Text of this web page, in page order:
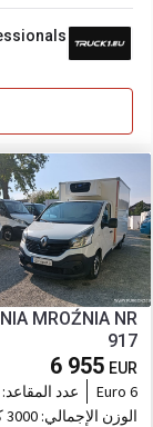
MROŹNIA NR
917
6 955 EUR
Euro 6 عدد المقاعد:
الوزن الإجمالي: 3000 كجم